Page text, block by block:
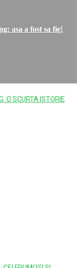
asa a fost sa fie!